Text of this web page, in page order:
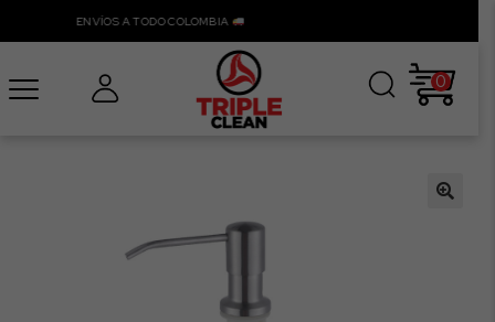
ENVÍOS A TODO COLOMBIA
0